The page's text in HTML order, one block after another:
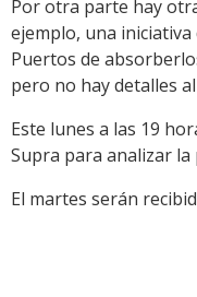
Por otra parte hay
ejemplo, una
Puertos de
pero no hay detalles
Este lunes a las 19
Supra para analizar la
El martes serán